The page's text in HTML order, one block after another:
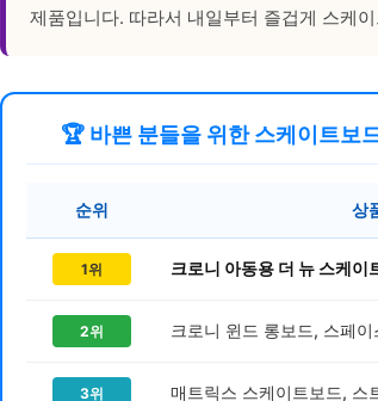
제품입니다. 따라서 내일부터 즐겁게 스케
🏆 바쁜 분들을 위한 스케이트보
순위 상
1위 크로니 아동용 더 뉴 스케이
2위 크로니 윈드 롱보드, 스페이
3위 매트릭스 스케이트보드, 스